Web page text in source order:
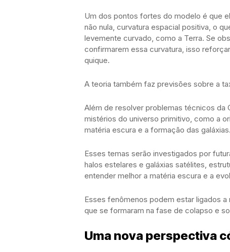
Um dos pontos fortes do modelo é que
não nula, curvatura espacial positiva, o
levemente curvado, como a Terra. Se
confirmarem essa curvatura, isso
quique.
A teoria também faz previsões sobre a
Além de resolver problemas técnicos da
mistérios do universo primitivo, como a
matéria escura e a formação das galáxias.
Esses temas serão investigados por
halos estelares e galáxias satélites,
entender melhor a matéria escura e a
Esses fenômenos podem estar ligados
que se formaram na fase de colapso e
Uma nova perspectiva